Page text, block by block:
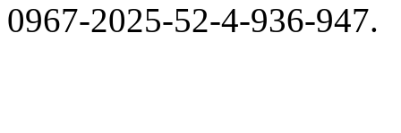
0967-2025-52-4-936-947.